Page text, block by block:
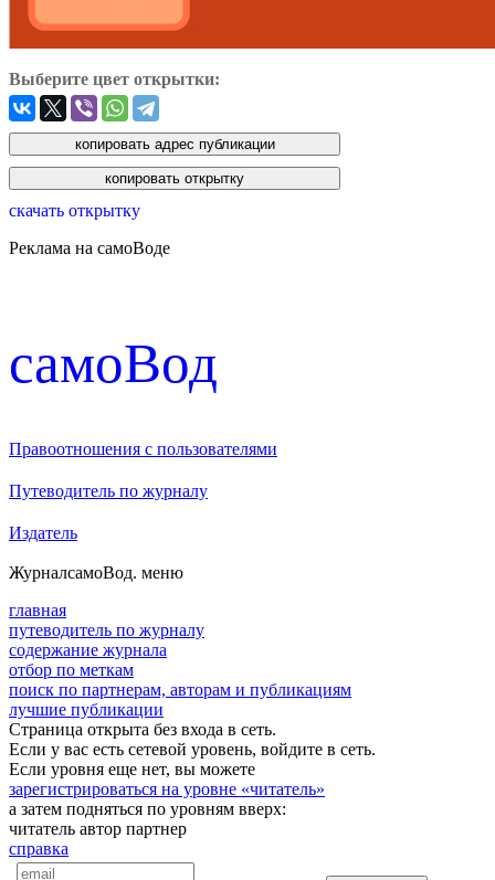
Выберите цвет открытки:
скачать открытку
Реклама на самоВоде
cамоВод
Правоотношения с пользователями
Путеводитель по журналу
Издатель
ЖурналсамоВод. меню
главная
путеводитель по журналу
содержание журнала
отбор по меткам
поиск по партнерам, авторам и публикациям
лучшие публикации
Страница открыта без входа в сеть.
Если у вас есть сетевой уровень, войдите в сеть.
Если уровня еще нет, вы можете
зарегистрироваться на уровне «читатель»
а затем подняться по уровням вверх:
читатель автор партнер
справка